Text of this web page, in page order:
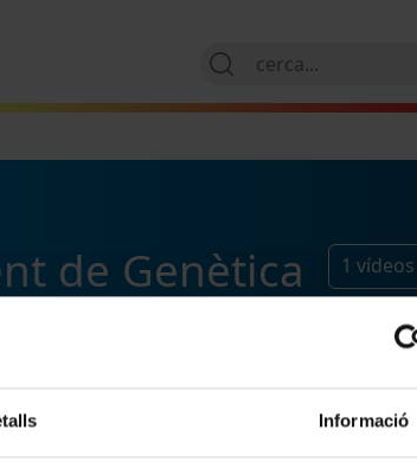
Informació
de Genètica 1 vídeos